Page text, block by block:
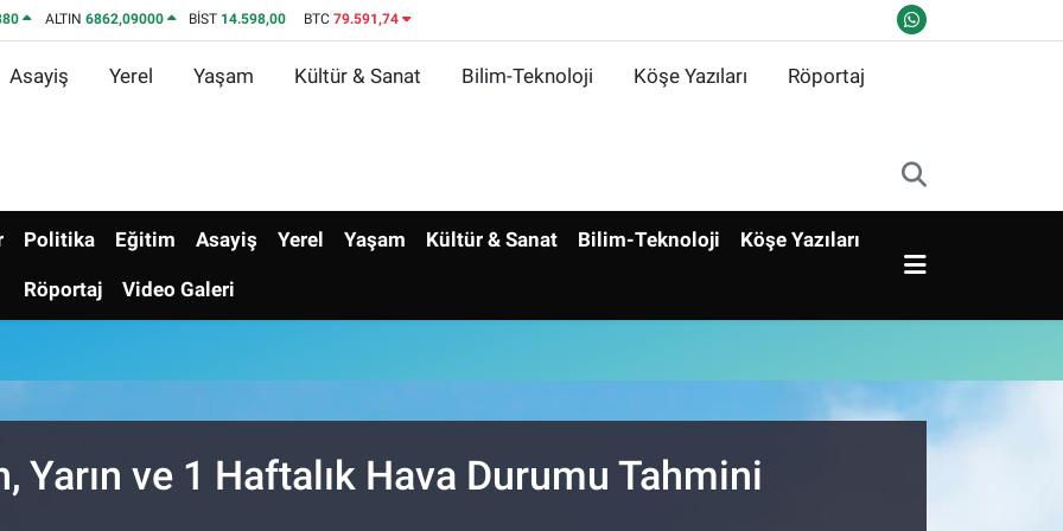
ALTIN 6862,09000 BİST 14.598,00 BTC 79.591,74
Asayiş Yerel Yaşam Kültür & Sanat Bilim-Teknoloji Köşe Yazıları Röportaj
Politika Eğitim Asayiş Yerel Yaşam Kültür & Sanat Bilim-Teknoloji Köşe Yazıları
Röportaj Video Galeri
Yarın ve 1 Haftalık Hava Durumu Tahmini